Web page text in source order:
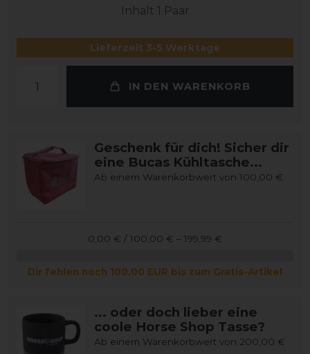
Inhalt 1 Paar
Lieferzeit 3-5 Werktage
IN DEN WARENKORB
Geschenk für dich! Sicher dir
eine Bucas Kühltasche...
Ab einem Warenkorbwert von 100,00 €
0,00 € / 100,00 € – 199,99 €
Dir fehlen noch 100,00 EUR bis zum Gratis-Artikel
... oder doch lieber eine
coole Horse Shop Tasse?
Ab einem Warenkorbwert von 200,00 €